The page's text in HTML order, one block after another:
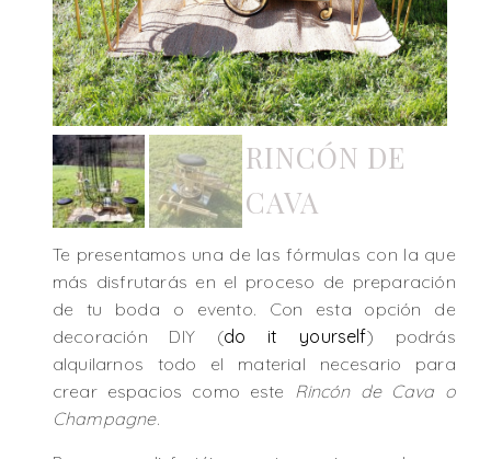
RINCÓN DE
CAVA
Te presentamos una de las fórmulas con la que
más disfrutarás en el proceso de preparación
de tu boda o evento. Con esta opción de
decoración DIY (do it yourself) podrás
alquilarnos todo el material necesario para
crear espacios como este
Rincón de Cava o
Champagne.